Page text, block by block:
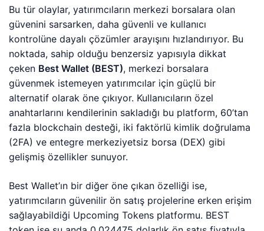
Bu tür olaylar, yatırımcıların merkezi borsalara olan
güvenini sarsarken, daha güvenli ve kullanıcı
kontrolüne dayalı çözümler arayışını hızlandırıyor. Bu
noktada, sahip olduğu benzersiz yapısıyla dikkat
çeken Best Wallet (BEST), merkezi borsalara
güvenmek istemeyen yatırımcılar için güçlü bir
alternatif olarak öne çıkıyor. Kullanıcıların özel
anahtarlarını kendilerinin sakladığı bu platform, 60’tan
fazla blockchain desteği, iki faktörlü kimlik doğrulama
(2FA) ve entegre merkeziyetsiz borsa (DEX) gibi
gelişmiş özellikler sunuyor.
Best Wallet’ın bir diğer öne çıkan özelliği ise,
yatırımcıların güvenilir ön satış projelerine erken erişim
sağlayabildiği Upcoming Tokens platformu. BEST